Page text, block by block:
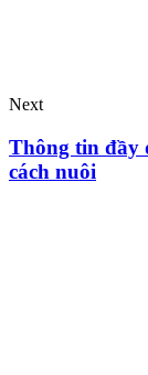
Next
Thông tin đầy
cách nuôi